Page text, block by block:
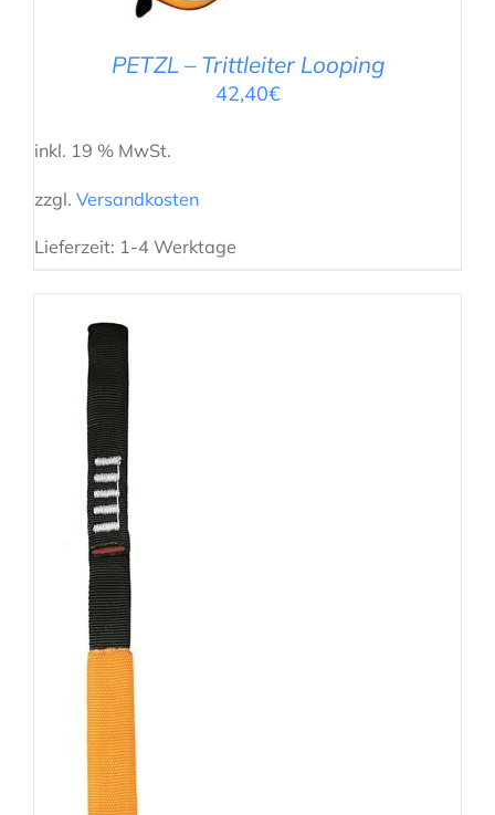
PETZL – Trittleiter Looping
42,40€
inkl. 19 % MwSt.
zzgl. Versandkosten
Lieferzeit: 1-4 Werktage